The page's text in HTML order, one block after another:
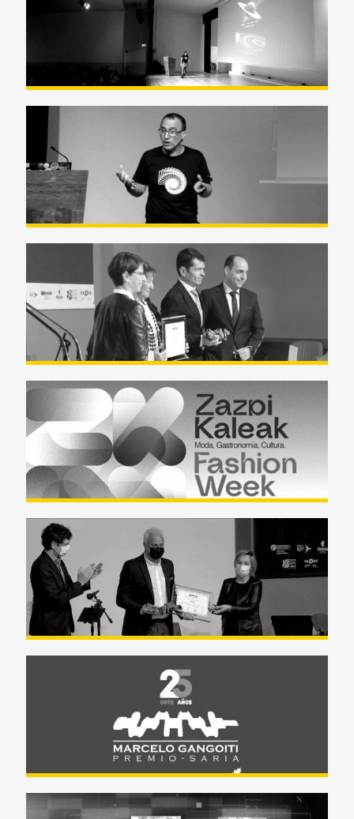
Zientzia Astea (Semana de la
Ciencia) -UPV/EHU Naiara
Zientzia Astea (Semana de la
Ciencia) -UPV/EHU Raúl Ibáñez
Premio Marcelo Gangoiti Saria
2023 (Resumen)
Zazpi Kaleak Fashion Week –
Mayo 2022 – Teatro Arriaga
Premio Marcelo Gangoiti Saria
2022 (Resumen)
Premio Marcelo Gangoiti Saria
2022 (Completo)